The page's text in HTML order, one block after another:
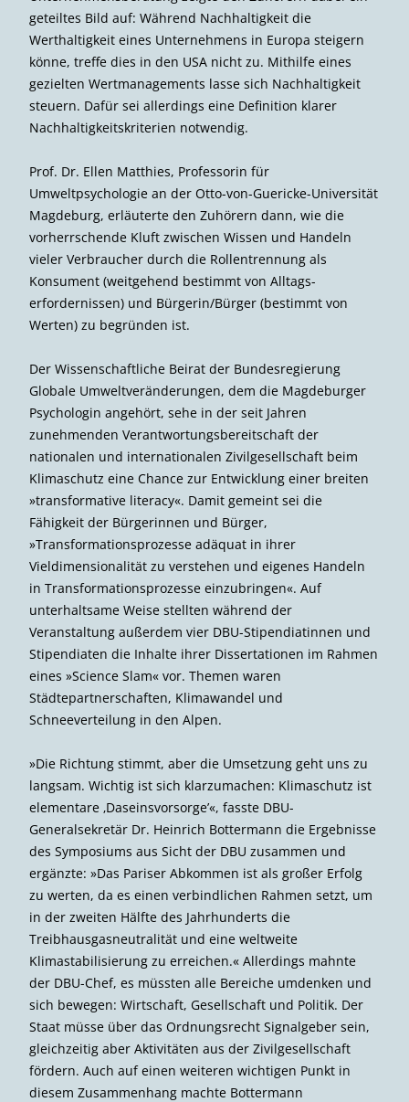
geteiltes Bild auf: Während Nachhaltigkeit die
Werthaltigkeit eines Unternehmens in Europa steigern
könne, treffe dies in den USA nicht zu. Mithilfe eines
gezielten Wertmanagements lasse sich Nachhaltigkeit
steuern. Dafür sei allerdings eine Definition klarer
Nachhaltigkeitskriterien notwendig.
Prof. Dr. Ellen Matthies, Professorin für
Umweltpsychologie an der Otto-von-Guericke-Universität
Magdeburg, erläuterte den Zuhörern dann, wie die
vorherrschende Kluft zwischen Wissen und Handeln
vieler Verbraucher durch die Rollentrennung als
Konsument (weitgehend bestimmt von Alltags­
erfordernissen) und Bürgerin/Bürger (bestimmt von
Werten) zu begründen ist.
Der Wissenschaftliche Beirat der Bundesregierung
Globale Umwelt­veränderungen, dem die Magdeburger
Psychologin angehört, sehe in der seit Jahren
zunehmenden Verantwortungsbereitschaft der
nationalen und internationalen Zivilgesellschaft beim
Klima­schutz eine Chance zur Entwicklung einer breiten
»transformative literacy«. Damit gemeint sei die
Fähigkeit der Bürgerinnen und Bürger,
»Transformationsprozesse adäquat in ihrer
Vieldimensionalität zu verstehen und eigenes Handeln
in Transforma­tionsprozesse einzubringen«. Auf
unterhaltsame Weise stellten während der
Veranstaltung außerdem vier DBU-Stipendiatinnen und
Stipendiaten die Inhalte ihrer Dissertationen im Rahmen
eines »Science Slam« vor. Themen waren
Städtepartnerschaften, Klimawandel und
Schneeverteilung in den Alpen.
»Die Richtung stimmt, aber die Umsetzung geht uns zu
langsam. Wichtig ist sich klarzumachen: Klimaschutz ist
elementare ‚Daseinsvorsorge’«, fasste DBU-
Generalsekretär Dr. Heinrich Bottermann die Ergebnisse
des Symposiums aus Sicht der DBU zusammen und
ergänzte: »Das Pariser Abkommen ist als großer Erfolg
zu werten, da es einen verbindlichen Rahmen setzt, um
in der zweiten Hälfte des Jahrhunderts die
Treibhausgasneutralität und eine weltweite
Klimastabilisierung zu erreichen.« Allerdings mahnte
der DBU-Chef, es müssten alle Bereiche umdenken und
sich bewegen: Wirtschaft, Gesellschaft und Politik. Der
Staat müsse über das Ordnungsrecht Signalgeber sein,
gleichzeitig aber Aktivitäten aus der Zivilgesellschaft
fördern. Auch auf einen weiteren wichtigen Punkt in
diesem Zusammenhang machte Bottermann